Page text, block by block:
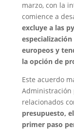
marzo, con la
comience a
excluye a las
europeos y
la opción de
Este acuerdo
relacionados
presupuesto,
primer paso